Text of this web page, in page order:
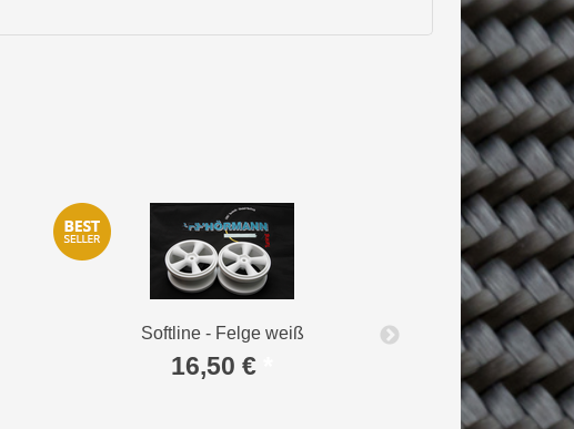
Softline - Felge weiß
16,50 €